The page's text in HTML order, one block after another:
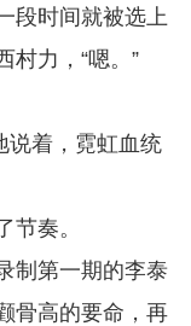
段时间就被选上
村力，“嗯。”
说着，霓虹血统
节奏。
制第一期的李泰
骨高的要命，再